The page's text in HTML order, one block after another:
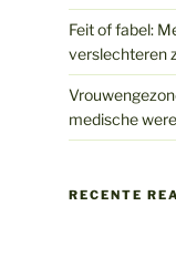
Feit of fabel:
verslechteren
medische
RECENTE